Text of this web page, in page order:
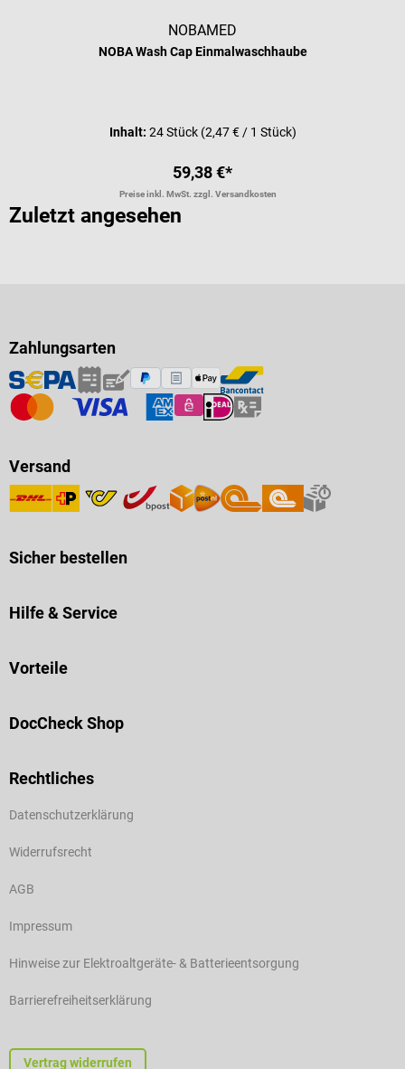
NOBAMED
NOBA Wash Cap Einmalwaschhaube
Inhalt: 24 Stück (2,47 € / 1 Stück)
59,38 €*
Preise inkl. MwSt. zzgl. Versandkosten
Zuletzt angesehen
Zahlungsarten
Versand
Sicher bestellen
Hilfe & Service
Vorteile
DocCheck Shop
Rechtliches
Datenschutzerklärung
Widerrufsrecht
AGB
Impressum
Hinweise zur Elektroaltgeräte- & Batterieentsorgung
Barrierefreiheitserklärung
Vertrag widerrufen